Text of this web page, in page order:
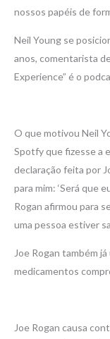
nossos papéis de
Neil Young se
anos, comentarista
Experience” é o
O que motivou Neil
Spotfy que fizesse a
declaração feita por
para mim: ‘Será que
Rogan afirmou para
uma pessoa estiver
Joe Rogan também
medicamentos
Joe Rogan causa